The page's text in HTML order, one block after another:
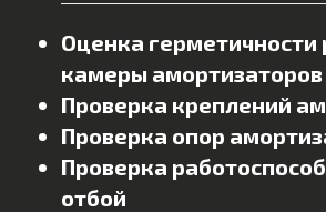
Оценка герметичности
камеры амортизаторов
Проверка креплений
Проверка опор
Проверка
отбой